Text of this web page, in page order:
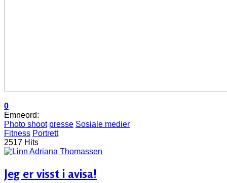
0
Emneord:
Photo shoot presse Sosiale medier
Fitness Portrett
2517 Hits
Jeg er visst i avisa!